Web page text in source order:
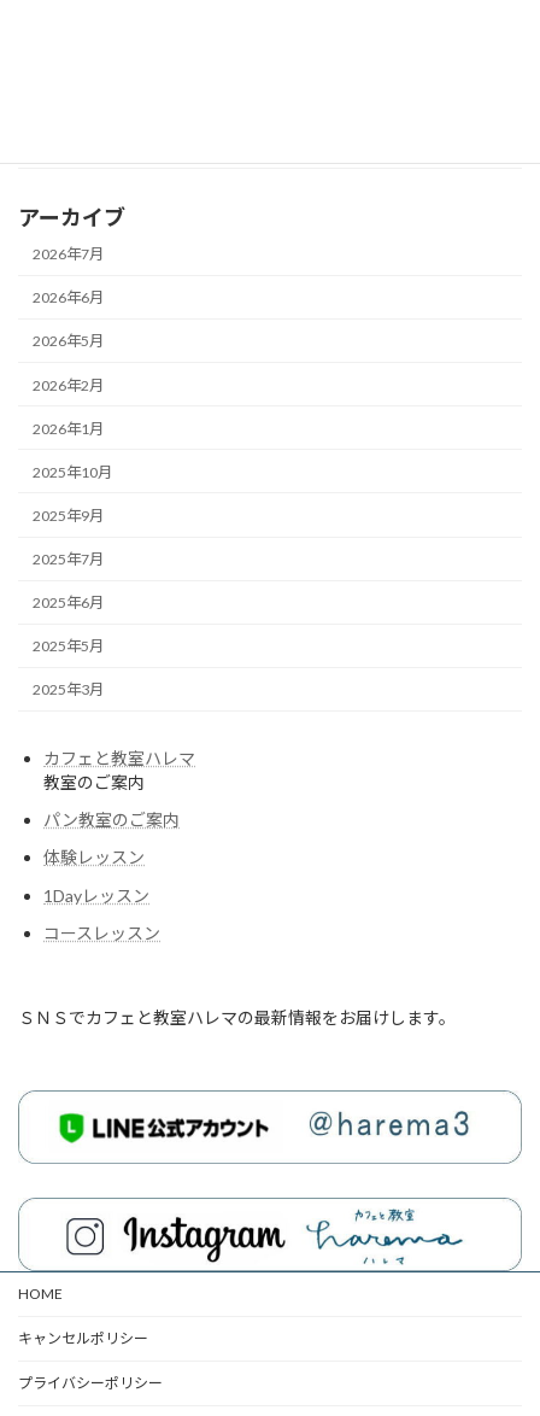
アーカイブ
2026年7月
2026年6月
2026年5月
2026年2月
2026年1月
2025年10月
2025年9月
2025年7月
2025年6月
2025年5月
2025年3月
カフェと教室ハレマ
教室のご案内
パン教室のご案内
体験レッスン
1Dayレッスン
コースレッスン
ＳＮＳでカフェと教室ハレマの最新情報をお届けします。
HOME
キャンセルポリシー
プライバシーポリシー